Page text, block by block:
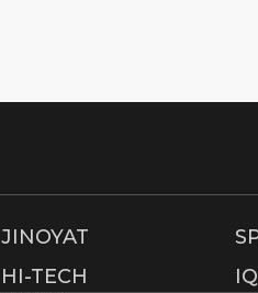
JINOYAT
HI-TECH